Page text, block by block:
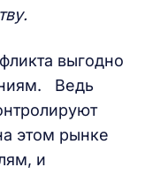
выгодно
Ведь
этом рынке
и